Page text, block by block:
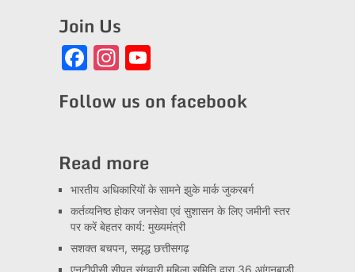
Join Us
Facebook
Instagram
YouTube
Follow us on facebook
Read more
भारतीय अधिकारियों के सामने झुके मार्क जुकरबर्ग
कर्तव्यनिष्ठ होकर जनसेवा एवं सुशासन के लिए जमीनी स्तर
पर करें बेहतर कार्य: मुख्यमंत्री
सशक्त बचपन, समृद्ध छत्तीसगढ़
एनटीपीसी सीपत संगवारी महिला समिति द्वारा 36 आंगनबाड़ी